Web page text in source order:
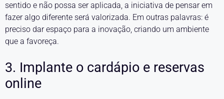
sentido e não possa ser aplicada, a iniciativa de pensar em
fazer algo diferente será valorizada. Em outras palavras: é
preciso dar espaço para a inovação, criando um ambiente
que a favoreça.
3. Implante o cardápio e reservas
online